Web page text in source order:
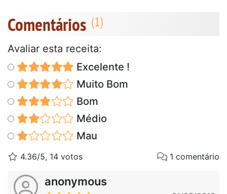
Comentários
Avaliar esta receita:
Excelente !
Muito Bom
Bom
Médio
Mau
4.36/5, 14 votos 1 comentário
anonymous